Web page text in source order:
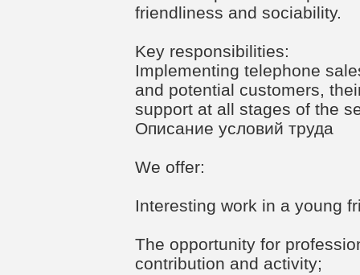
friendliness and sociability.
Key responsibilities:
Implementing telephone
and potential customers,
support at all stages of the
Описание условий труда
We offer:
Interesting work in a young
The opportunity for
contribution and activity;